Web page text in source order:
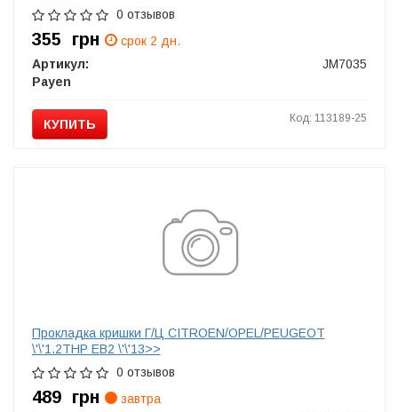
0 отзывов
355 грн
срок 2 дн.
Артикул:
JM7035
Payen
КУПИТЬ Код: 113189-25
Прокладка кришки Г/Ц CITROEN/OPEL/PEUGEOT
\'\'1.2THP EB2 \'\'13>>
0 отзывов
489 грн
завтра